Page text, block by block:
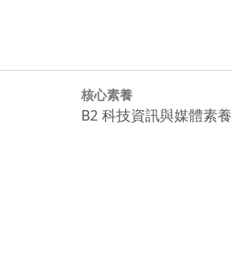
核心素養
B2 科技資訊與媒體素養